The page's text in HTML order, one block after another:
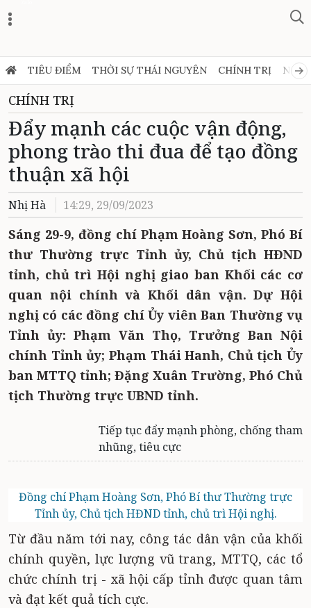
TIÊU ĐIỂM THỜI SỰ THÁI NGUYÊN CHÍNH TRỊ NGHỊ
CHÍNH TRỊ
Đẩy mạnh các cuộc vận động,
phong trào thi đua để tạo đồng
thuận xã hội
Nhị Hà 14:29, 29/09/2023
Sáng 29-9, đồng chí Phạm Hoàng Sơn, Phó Bí
thư Thường trực Tỉnh ủy, Chủ tịch HĐND
tỉnh, chủ trì Hội nghị giao ban Khối các cơ
quan nội chính và Khối dân vận. Dự Hội
nghị có các đồng chí Ủy viên Ban Thường vụ
Tỉnh ủy: Phạm Văn Thọ, Trưởng Ban Nội
chính Tỉnh ủy; Phạm Thái Hanh, Chủ tịch Ủy
ban MTTQ tỉnh; Đặng Xuân Trường, Phó Chủ
tịch Thường trực UBND tỉnh.
Tiếp tục đẩy mạnh phòng, chống tham
nhũng, tiêu cực
Đồng chí Phạm Hoàng Sơn, Phó Bí thư Thường trực
Tỉnh ủy, Chủ tịch HĐND tỉnh, chủ trì Hội nghị.
Từ đầu năm tới nay, công tác dân vận của khối
chính quyền, lực lượng vũ trang, MTTQ, các tổ
chức chính trị - xã hội cấp tỉnh được quan tâm
và đạt kết quả tích cực.